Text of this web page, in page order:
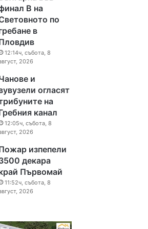
B на
по
в
12:14ч, събота, 8
2026
и
огласят
на
канал
12:05ч, събота, 8
2026
изпепели
декара
Първомай
11:52ч, събота, 8
2026